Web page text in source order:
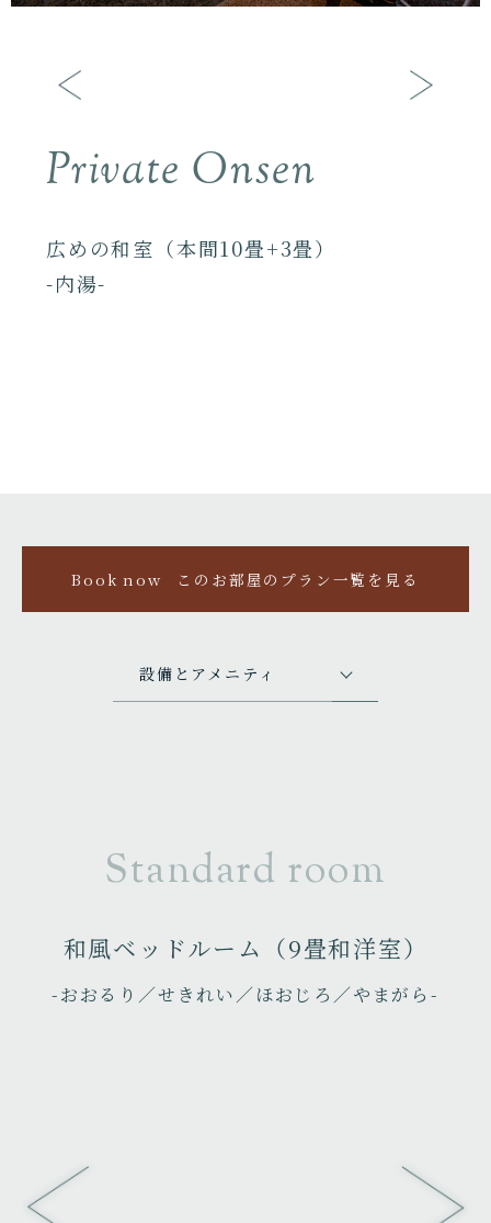
Private Onsen
広めの和室（本間10畳+3畳）
-内湯-
Book now このお部屋のプラン一覧を見る
設備とアメニティ
Standard room
和風ベッドルーム（9畳和洋室）
-おおるり／せきれい／ほおじろ／やまがら-